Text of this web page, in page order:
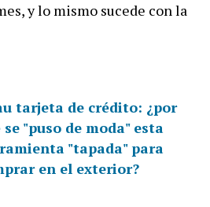
y lo mismo sucede con la
tarjeta de crédito: ¿por
se "puso de moda" esta
"tapada" para
en el exterior?